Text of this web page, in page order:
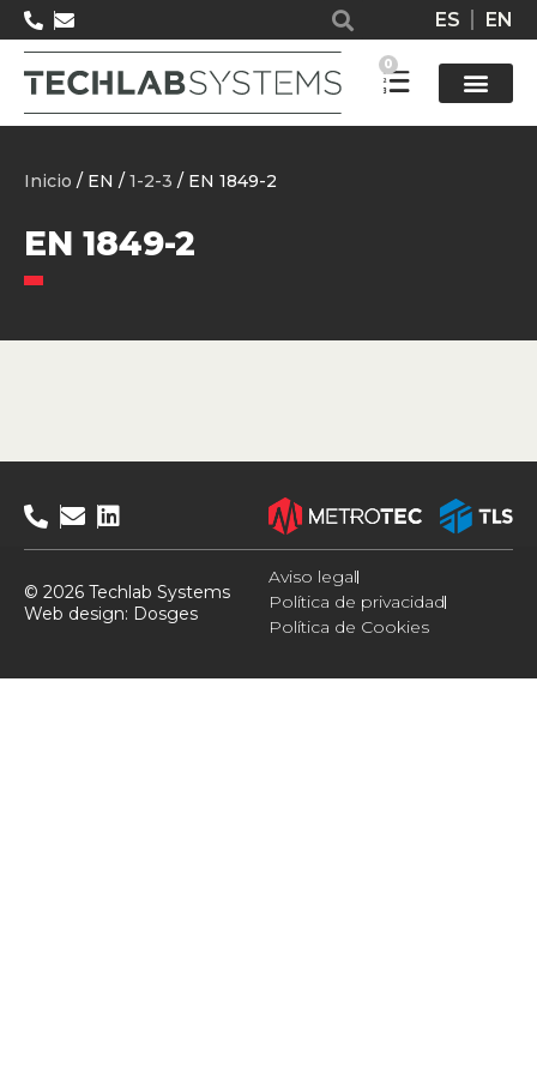
ES EN
0
Inicio / EN / 1-2-3 / EN 1849-2
EN 1849-2
© 2026 Techlab Systems
Web design: Dosges
Aviso legal
Política de privacidad
Política de Cookies